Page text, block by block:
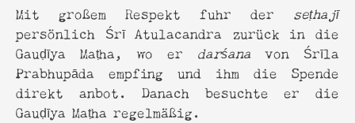
Mit großem Respekt fuhr der seṭhajī
persönlich Śrī Atulacandra zurück in die
Gauḍīya Maṭha, wo er darśanavon Śrīla
Prabhupāda empfing und ihm die Spende
direkt anbot. Danach besuchte er die
Gauḍīya Maṭha regelmäßig.